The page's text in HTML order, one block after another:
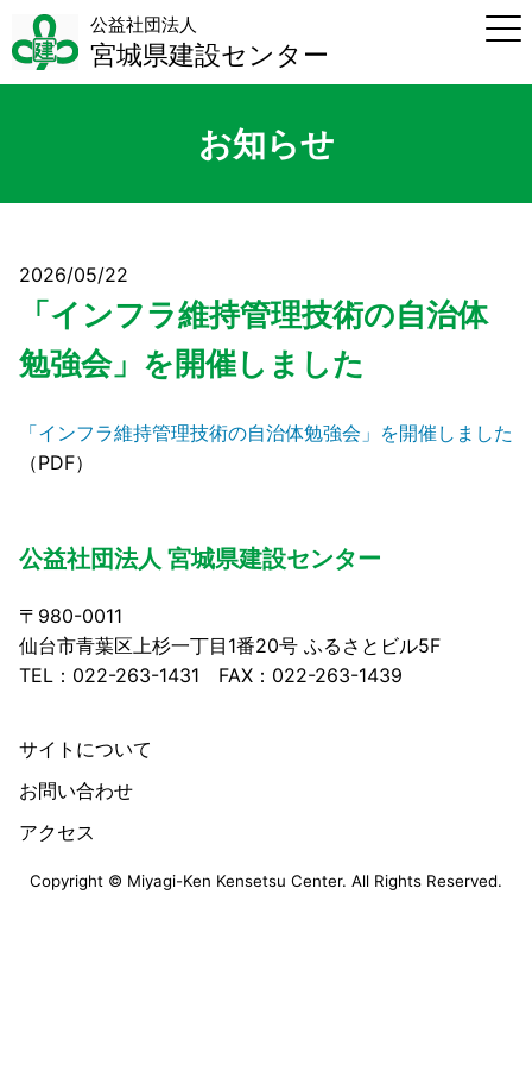
公益社団法人
宮城県建設センター
お知らせ
2026/05/22
「インフラ維持管理技術の自治体
勉強会」を開催しました
「インフラ維持管理技術の自治体勉強会」を開催しました
（PDF）
公益社団法人 宮城県建設センター
〒980-0011
仙台市青葉区上杉一丁目1番20号 ふるさとビル5F
TEL：022-263-1431 FAX：022-263-1439
サイトについて
お問い合わせ
アクセス
Copyright © Miyagi-Ken Kensetsu Center. All Rights Reserved.